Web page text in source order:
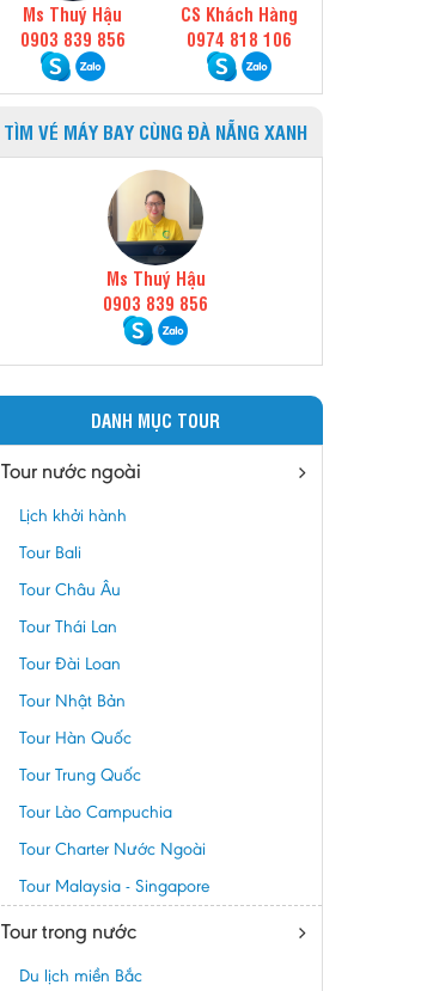
Ms Thuý Hậu
0903 839 856
CS Khách Hàng
0974 818 106
TÌM VÉ MÁY BAY CÙNG ĐÀ NẴNG XANH
Ms Thuý Hậu
0903 839 856
DANH MỤC TOUR
Tour nước ngoài
Lịch khởi hành
Tour Bali
Tour Châu Âu
Tour Thái Lan
Tour Đài Loan
Tour Nhật Bản
Tour Hàn Quốc
Tour Trung Quốc
Tour Lào Campuchia
Tour Charter Nước Ngoài
Tour Malaysia - Singapore
Tour trong nước
Du lịch miền Bắc